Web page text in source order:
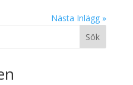
Nästa Inlägg »
Sök